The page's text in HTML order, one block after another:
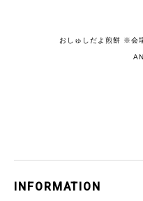
おしゅしだよ煎餅 ※会
INFORMATION